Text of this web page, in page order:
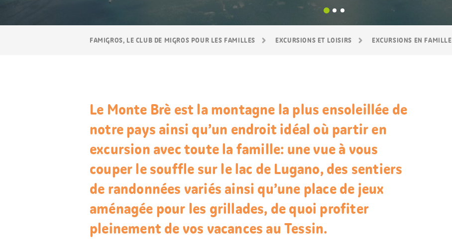
FAMIGROS, LE CLUB DE MIGROS POUR LES FAMILLES EXCURSIONS ET LOISIRS EXCURSIONS EN FAMILLE
Le Monte Brè est la montagne la plus ensoleillée de
notre pays ainsi qu’un endroit idéal où partir en
excursion avec toute la famille: une vue à vous
couper le souffle sur le lac de Lugano, des sentiers
de randonnées variés ainsi qu’une place de jeux
aménagée pour les grillades, de quoi profiter
pleinement de vos vacances au Tessin.